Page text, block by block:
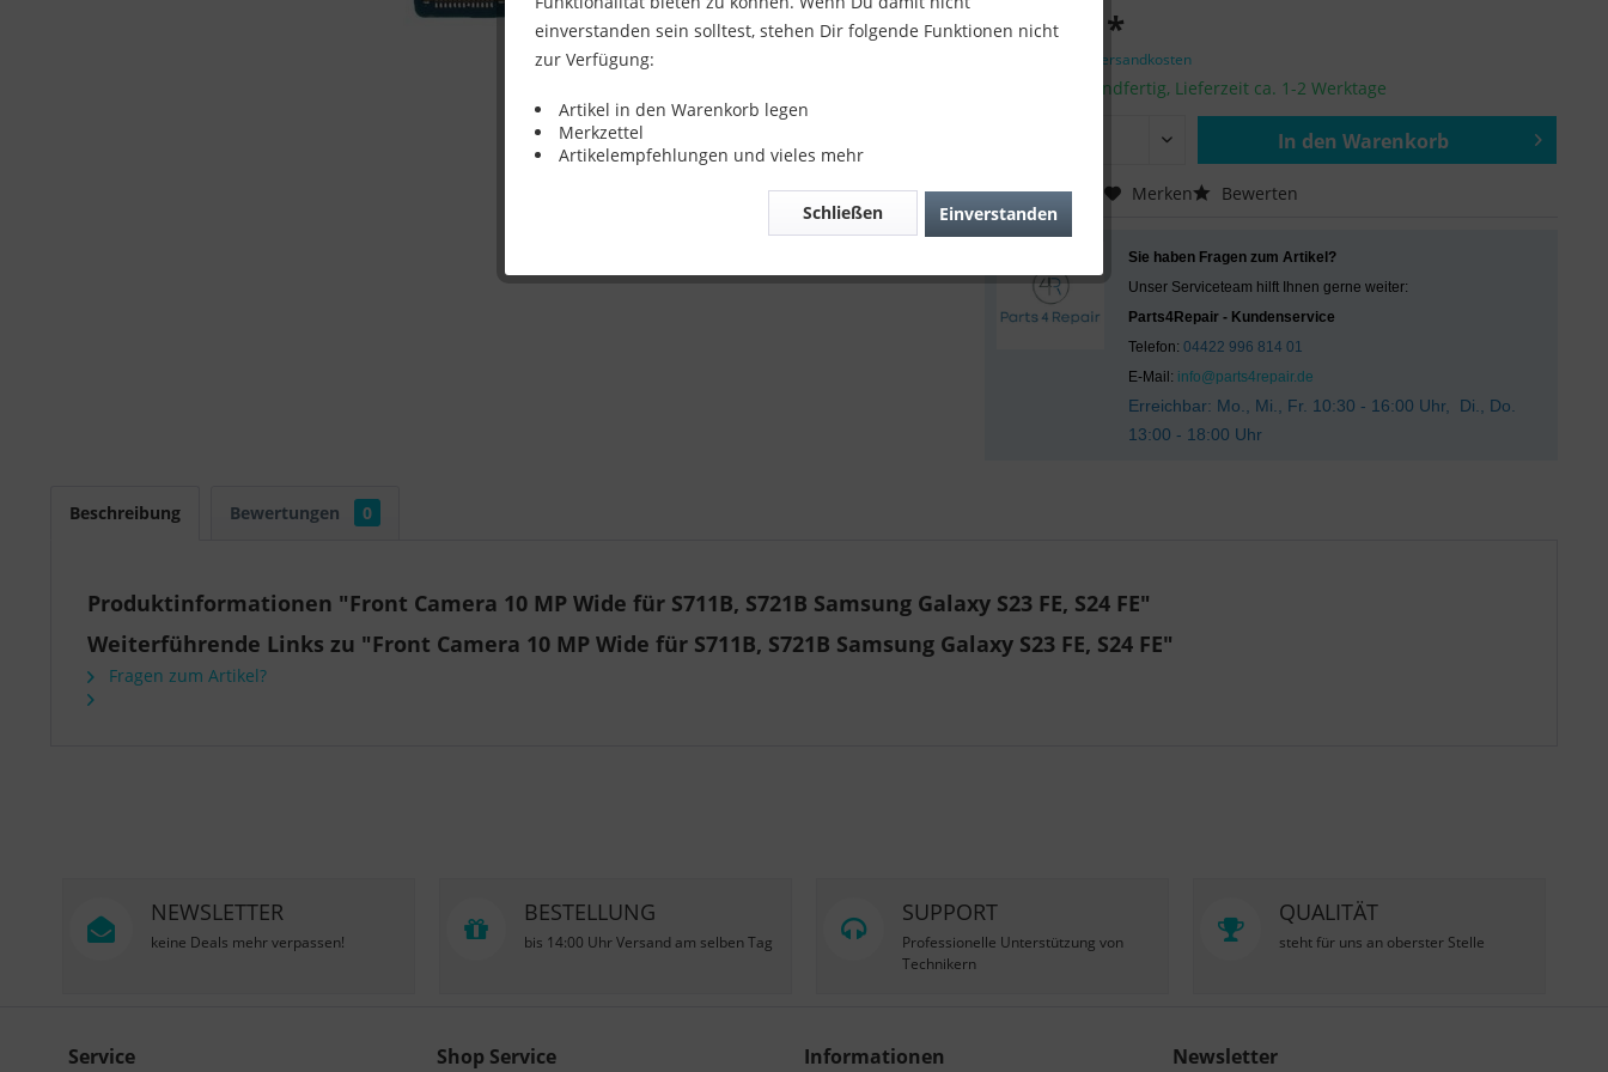
23,90 € *
zzgl. Versandkosten
Sofort versandfertig, Lieferzeit ca. 1-2 Werktage
In den Warenkorb
Vergleichen Merken Bewerten
Sie haben Fragen zum Artikel?
Unser Serviceteam hilft Ihnen gerne weiter:
Parts4Repair - Kundenservice
Telefon:04422 996 814 01
E-Mail: info@parts4repair.de
Erreichbar: Mo., Mi., Fr. 10:30 - 16:00 Uhr, Di., Do.
13:00 - 18:00 Uhr
Beschreibung Bewertungen 0
Produktinformationen "Front Camera 10 MP Wide für S711B, S721B Samsung Galaxy S23 FE, S24 FE"
Weiterführende Links zu "Front Camera 10 MP Wide für S711B, S721B Samsung Galaxy S23 FE, S24 FE"
Fragen zum Artikel?
NEWSLETTER
keine Deals mehr verpassen!
BESTELLUNG
bis 14:00 Uhr Versand am selben Tag
SUPPORT
Professionelle Unterstützung von
Technikern
QUALITÄT
steht für uns an oberster Stelle
Service Shop Service Informationen Newsletter
einverstanden sein solltest, stehen Dir folgende Funktionen nicht
zur Verfügung:
Artikel in den Warenkorb legen
Merkzettel
Artikelempfehlungen und vieles mehr
Einverstanden
Schließen